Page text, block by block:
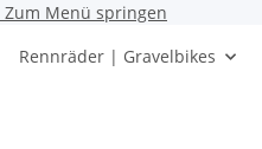
Zum Menü springen
Rennräder | Gravelbikes